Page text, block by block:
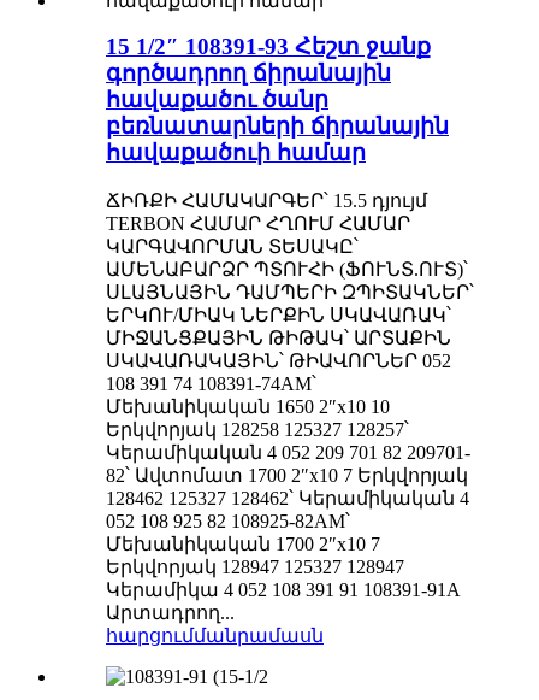
15 1/2″ 108391-93 Հեշտ ջանք
գործադրող ճիրանային
հավաքածու ծանր
բեռնատարների ճիրանային
հավաքածուի համար
ՃԻՌՔԻ ՀԱՄԱԿԱՐԳԵՐ՝ 15.5 դյույմ
TERBON ՀԱՄԱՐ ՀՂՈՒՄ ՀԱՄԱՐ
ԿԱՐԳԱՎՈՐՄԱՆ ՏԵՍԱԿԸ՝
ԱՄԵՆԱԲԱՐՁՐ ՊՏՈՒՀԻ (ՖՈՒՆՏ.ՈՒՏ)՝
ՍԼԱՅՆԱՅԻՆ ԴԱՄՊԵՐԻ ԶՊԻՏԱԿՆԵՐ՝
ԵՐԿՈՒ/ՄԻԱԿ ՆԵՐՔԻՆ ՍԿԱՎԱՌԱԿ՝
ՄԻՋԱՆՑՔԱՅԻՆ ԹԻԹԱԿ՝ ԱՐՏԱՔԻՆ
ՍԿԱՎԱՌԱԿԱՅԻՆ՝ ԹԻԱՎՈՐՆԵՐ 052
108 391 74 108391-74AM՝
Մեխանիկական 1650 2″x10 10
Երկվորյակ 128258 125327 128257՝
Կերամիկական 4 052 209 701 82 209701-
82՝ Ավտոմատ 1700 2″x10 7 Երկվորյակ
128462 125327 128462՝ Կերամիկական 4
052 108 925 82 108925-82AM՝
Մեխանիկական 1700 2″x10 7
Երկվորյակ 128947 125327 128947
Կերամիկա 4 052 108 391 91 108391-91A
Արտադրող...
հարցումմանրամասն